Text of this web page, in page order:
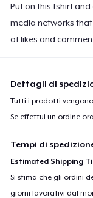
Put on this tshirt
media networks
of likes and
Dettagli di
Tutti i prodotti
Se effettui un ordine
Tempi di
Estimated Shipping
Si stima che gli ordini
giorni lavorativi dal